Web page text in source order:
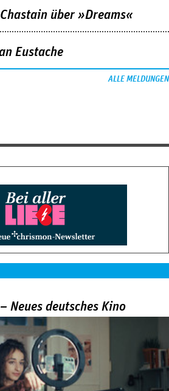
über »Dreams«
Eustache
ALLE MELDUNGEN
Neues deutsches Kino